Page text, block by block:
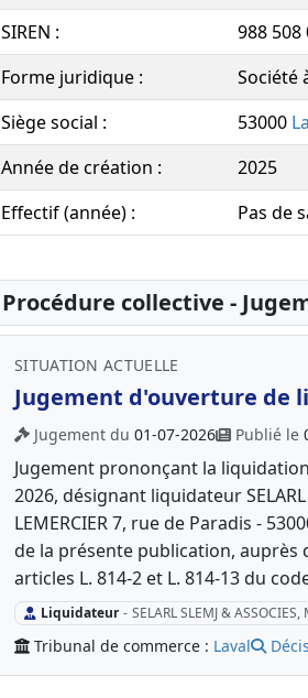
SIREN :
988 508
Forme juridique :
Société
Siège social :
53000
Année de création :
2025
Effectif (année) :
Pas de
Procédure collective -
SITUATION ACTUELLE
Jugement d'ouverture de
Jugement du 01-07-2026 Publié le
Jugement prononçant la
2026, désignant liquidateur
LEMERCIER 7, rue de Paradis -
de la présente publication,
articles L. 814-2 et L. 814-13 du
Liquidateur - SELARL SLEMJ &
Tribunal de commerce : Laval